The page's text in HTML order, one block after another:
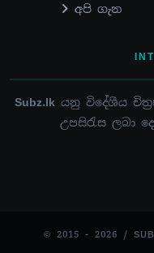
අපි ගැන
Subz.lk යනු විදේශීය
උපසිරැස ලබා
© 2015 - 2026 /